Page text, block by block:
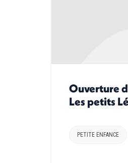
Ouverture
Les petits
PETITE ENFANCE